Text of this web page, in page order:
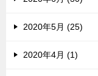
2020年5月 (25)
2020年4月 (1)